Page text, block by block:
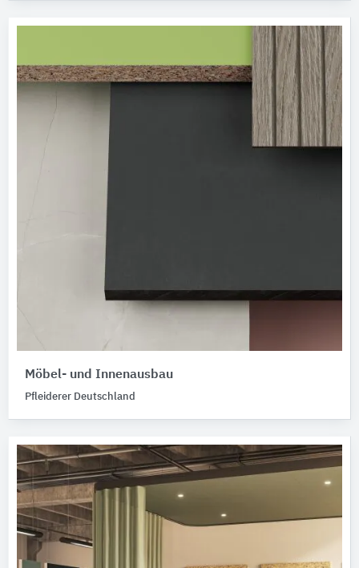
Möbel- und Innenausbau
Pfleiderer Deutschland